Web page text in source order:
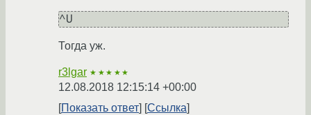
Тогда уж.
r3lgar ★★★★★
12.08.2018 12:15:14 +00:00
Показать ответ
Ссылка